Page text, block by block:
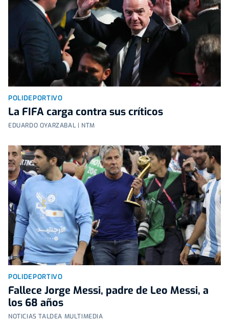
POLIDEPORTIVO
La FIFA carga contra sus críticos
EDUARDO OYARZABAL | NTM
POLIDEPORTIVO
Fallece Jorge Messi, padre de Leo Messi, a
los 68 años
NOTICIAS TALDEA MULTIMEDIA